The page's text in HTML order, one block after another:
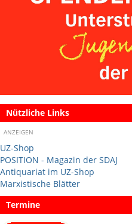
Nützliche Links
ANZEIGEN
UZ-Shop
POSITION - Magazin der SDAJ
Antiquariat im UZ-Shop
Marxistische Blätter
Termine